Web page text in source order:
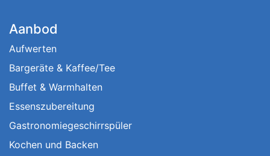
Aanbod
Aufwerten
Bargeräte & Kaffee/Tee
Buffet & Warmhalten
Essenszubereitung
Gastronomiegeschirrspüler
Kochen und Backen